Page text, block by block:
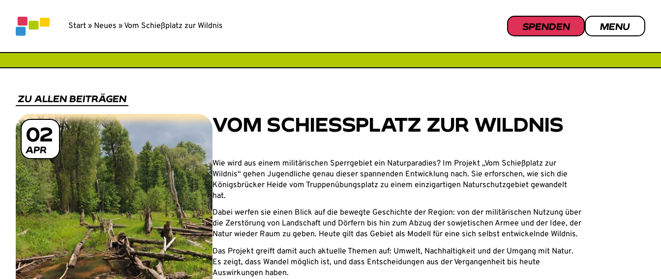
Start» Neues » Vom Schießplatz zur Wildnis SPENDEN MENU
SPURENSUCHE
ZU ALLEN BEITRÄGEN
02
APR
VOM SCHIESSPLATZ ZUR WILDNIS
Wie wird aus einem militärischen Sperrgebiet ein Naturparadies? Im Projekt „Vom Schießplatz zur
Wildnis“ gehen Jugendliche genau dieser spannenden Entwicklung nach. Sie erforschen, wie sich die
Königsbrücker Heide vom Truppenübungsplatz zu einem einzigartigen Naturschutzgebiet gewandelt
hat.
Dabei werfen sie einen Blick auf die bewegte Geschichte der Region: von der militärischen Nutzung über
die Zerstörung von Landschaft und Dörfern bis hin zum Abzug der sowjetischen Armee und der Idee, der
Natur wieder Raum zu geben. Heute gilt das Gebiet als Modell für eine sich selbst entwickelnde Wildnis.
Das Projekt greift damit auch aktuelle Themen auf: Umwelt, Nachhaltigkeit und der Umgang mit Natur.
Es zeigt, dass Wandel möglich ist, und dass Entscheidungen aus der Vergangenheit bis heute
Auswirkungen haben.